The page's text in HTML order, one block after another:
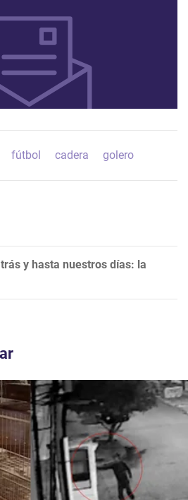
fútbol cadera golero
y hasta nuestros días: la